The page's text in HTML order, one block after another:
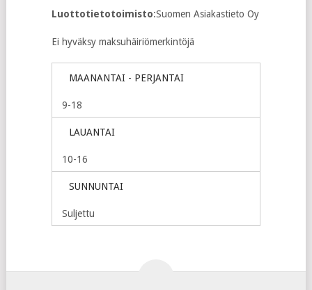
Luottotietotoimisto:Suomen Asiakastieto Oy
Ei hyväksy maksuhäiriömerkintöjä
MAANANTAI - PERJANTAI
9-18
LAUANTAI
10-16
SUNNUNTAI
Suljettu